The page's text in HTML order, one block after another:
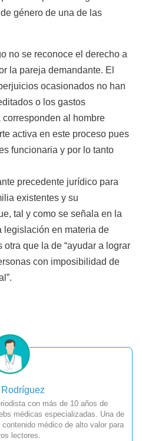
género de una de las
no se reconoce el derecho a
la pareja demandante. El
ocasionados no han
o los gastos
al hombre
activa en este proceso pues
funcionaria y por lo tanto
precedente jurídico para
existentes y su
tal y como se señala en la
legislación en materia de
que la de “ayudar a lograr
con imposibilidad de
Rodríguez
con más de 10 años de
médicas especializadas. Una de
médico de alto valor para
lectores.